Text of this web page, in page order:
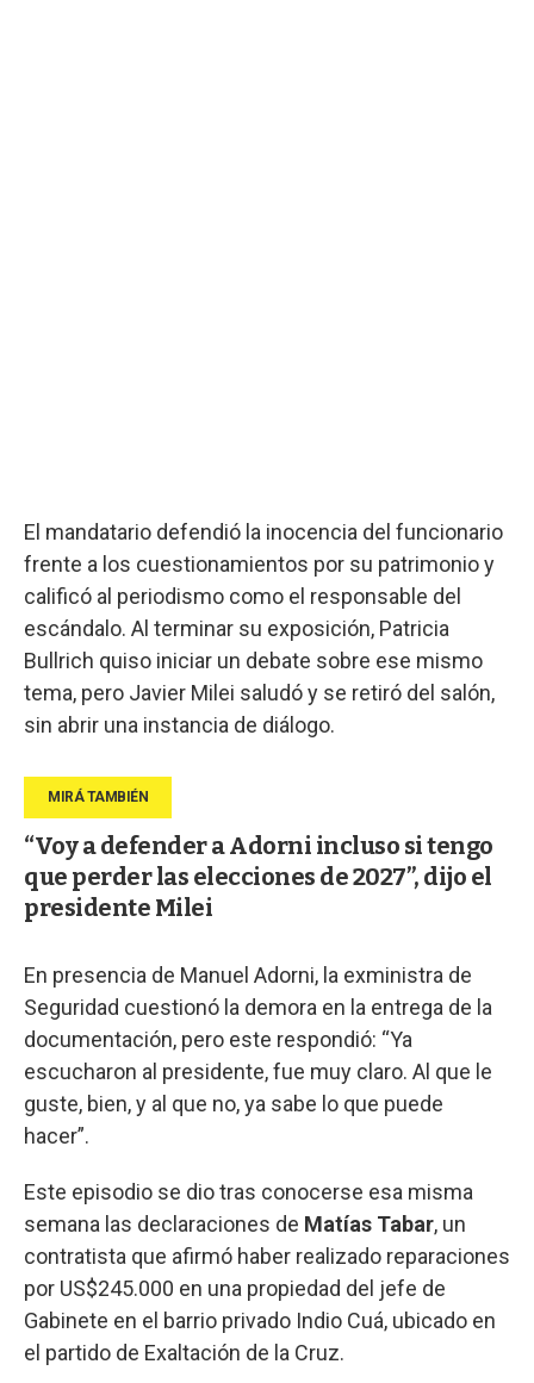
El mandatario defendió la inocencia del funcionario
frente a los cuestionamientos por su patrimonio y
calificó al periodismo como el responsable del
escándalo. Al terminar su exposición, Patricia
Bullrich quiso iniciar un debate sobre ese mismo
tema, pero Javier Milei saludó y se retiró del salón,
sin abrir una instancia de diálogo.
“Voy a defender a Adorni incluso si tengo
que perder las elecciones de 2027”, dijo el
presidente Milei
En presencia de Manuel Adorni, la exministra de
Seguridad cuestionó la demora en la entrega de la
documentación, pero este respondió: “Ya
escucharon al presidente, fue muy claro. Al que le
guste, bien, y al que no, ya sabe lo que puede
hacer”.
Este episodio se dio tras conocerse esa misma
semana las declaraciones de Matías Tabar, un
contratista que afirmó haber realizado reparaciones
por US$245.000 en una propiedad del jefe de
Gabinete en el barrio privado Indio Cuá, ubicado en
el partido de Exaltación de la Cruz.